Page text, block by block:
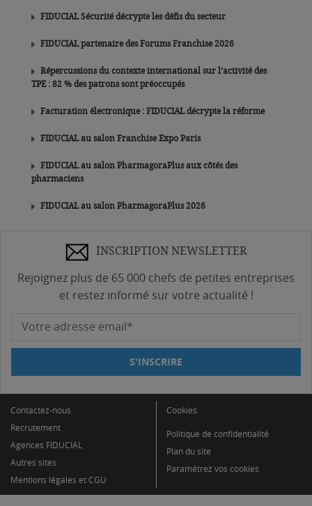
FIDUCIAL Sécurité décrypte les défis du secteur
FIDUCIAL partenaire des Forums Franchise 2026
Répercussions du contexte international sur l’activité des
TPE : 82 % des patrons sont préoccupés
Facturation électronique : FIDUCIAL décrypte la réforme
FIDUCIAL au salon Franchise Expo Paris
FIDUCIAL au salon PharmagoraPlus aux côtés des
pharmaciens
FIDUCIAL au salon PharmagoraPlus 2026
INSCRIPTION NEWSLETTER
Rejoignez plus de 65 000 chefs de petites entreprises
et restez informé sur votre actualité !
Votre adresse email*
S'INSCRIRE
Contactez-nous
Recrutement
Agences FIDUCIAL
Autres sites
Mentions légales et CGU
Cookies
Politique de confidentialité
Plan du site
Paramétrez vos cookies